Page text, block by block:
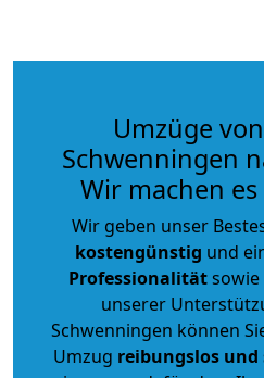
Umzüge
Schwenningen
Wir machen
Wir geben unser
kostengünstig und
Professionalität
unserer
Schwenningen können
Umzug reibungslos und